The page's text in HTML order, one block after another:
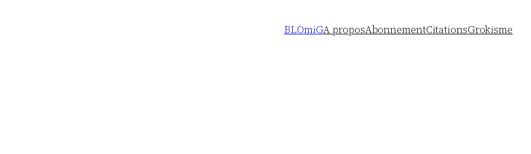
BLOmiGA proposAbonnementCitationsGrokisme